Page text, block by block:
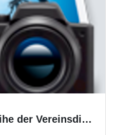
Der wfv setzt die Reihe der Vereinsdialoge fort